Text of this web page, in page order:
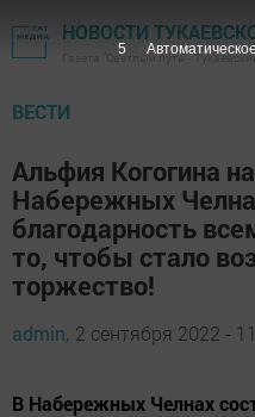
НОВОСТИ
Газета "Светлый путь" -
ВЕСТИ
Альфия Когогина
Набережных
благодарность
то, чтобы стало
торжество!
admin, 2 сентября 2022 -
В Набережных Челнах
4